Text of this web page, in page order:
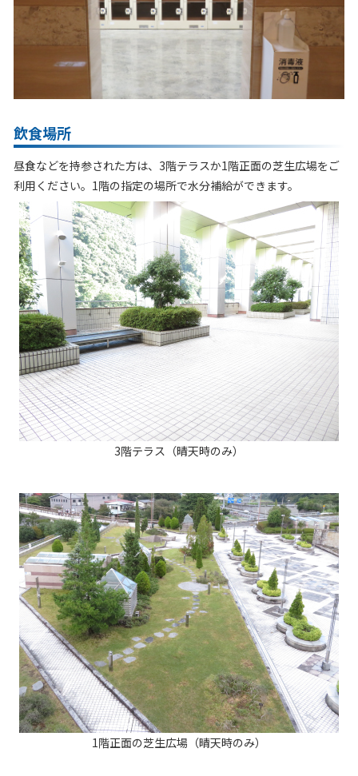
飲食場所
昼食などを持参された方は、3階テラスか1階正面の芝生広場をご
利用ください。1階の指定の場所で水分補給ができます。
3階テラス（晴天時のみ）
1階正面の芝生広場（晴天時のみ）